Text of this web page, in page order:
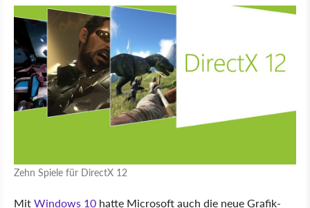
Zehn Spiele für DirectX 12
MitWindows 10 hatte Microsoft auch die neue Grafik-